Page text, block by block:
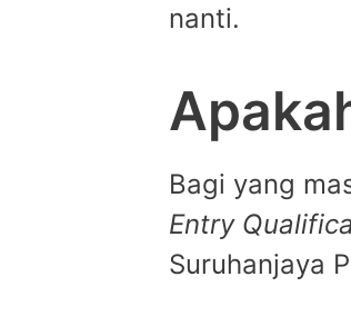
nanti.
Bagi yang
Entry
Suruhanjaya